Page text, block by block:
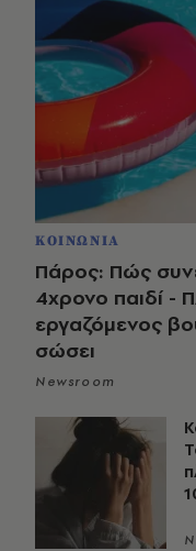
ΚΟΙΝΩΝΙΑ
Πάρος: Πώς
4χρονο παιδί -
εργαζόμενος
σώσει
Newsroom